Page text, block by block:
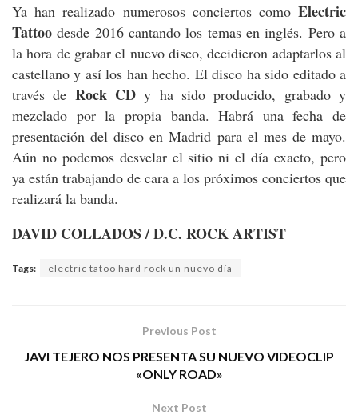
Ya han realizado numerosos conciertos como Electric
Tattoo desde 2016 cantando los temas en inglés. Pero a
la hora de grabar el nuevo disco, decidieron adaptarlos al
castellano y así los han hecho. El disco ha sido editado a
través de Rock CD y ha sido producido, grabado y
mezclado por la propia banda. Habrá una fecha de
presentación del disco en Madrid para el mes de mayo.
Aún no podemos desvelar el sitio ni el día exacto, pero
ya están trabajando de cara a los próximos conciertos que
realizará la banda.
DAVID COLLADOS / D.C. ROCK ARTIST
Tags: electric tatoo hard rock un nuevo día
Previous Post
JAVI TEJERO NOS PRESENTA SU NUEVO VIDEOCLIP
«ONLY ROAD»
Next Post